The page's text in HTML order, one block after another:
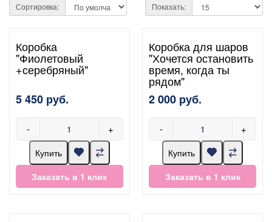
Сортировка: Показать:
Коробка
"Фиолетовый
+серебряный"
5 450 руб.
- +
Купить
Заказать в 1 клик
Коробка для шаров
"Хочется остановить
время, когда ты
рядом"
2 000 руб.
- +
Купить
Заказать в 1 клик